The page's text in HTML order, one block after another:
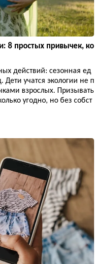
8 простых привычек, ко
действий: сезонная ед
Дети учатся экологии не п
взрослых. Призывать
угодно, но без собст